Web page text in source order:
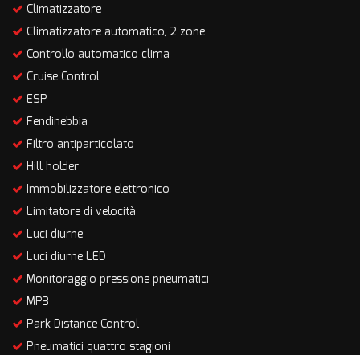
Climatizzatore
Climatizzatore automatico, 2 zone
Controllo automatico clima
Cruise Control
ESP
Fendinebbia
Filtro antiparticolato
Hill holder
Immobilizzatore elettronico
Limitatore di velocità
Luci diurne
Luci diurne LED
Monitoraggio pressione pneumatici
MP3
Park Distance Control
Pneumatici quattro stagioni